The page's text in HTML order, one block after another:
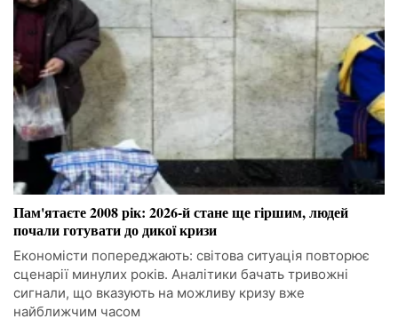
Пам'ятаєте 2008 рік: 2026-й стане ще гіршим, людей
почали готувати до дикої кризи
Економісти попереджають: світова ситуація повторює
сценарії минулих років. Аналітики бачать тривожні
сигнали, що вказують на можливу кризу вже
найближчим часом